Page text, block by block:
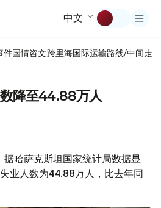
中文
件国情咨文跨里海国际运输路线/中间走廊
降至44.88万人
据哈萨克斯坦国家统计局数据显
业人数为44.88万人，比去年同